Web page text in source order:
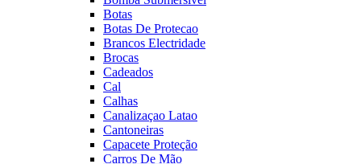
Botas
Botas De Protecao
Brancos Electridade
Brocas
Cadeados
Cal
Calhas
Canalizaçao Latao
Cantoneiras
Capacete Proteção
Carros De Mão